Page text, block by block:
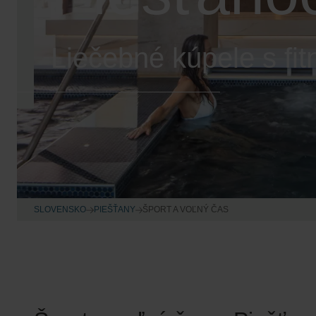
Liečebné kúpele s
SLOVENSKO PIEŠŤANY ŠPORT A VOĽNÝ ČAS